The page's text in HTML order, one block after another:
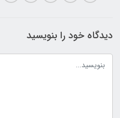
دیدگاه خود را بنویسید